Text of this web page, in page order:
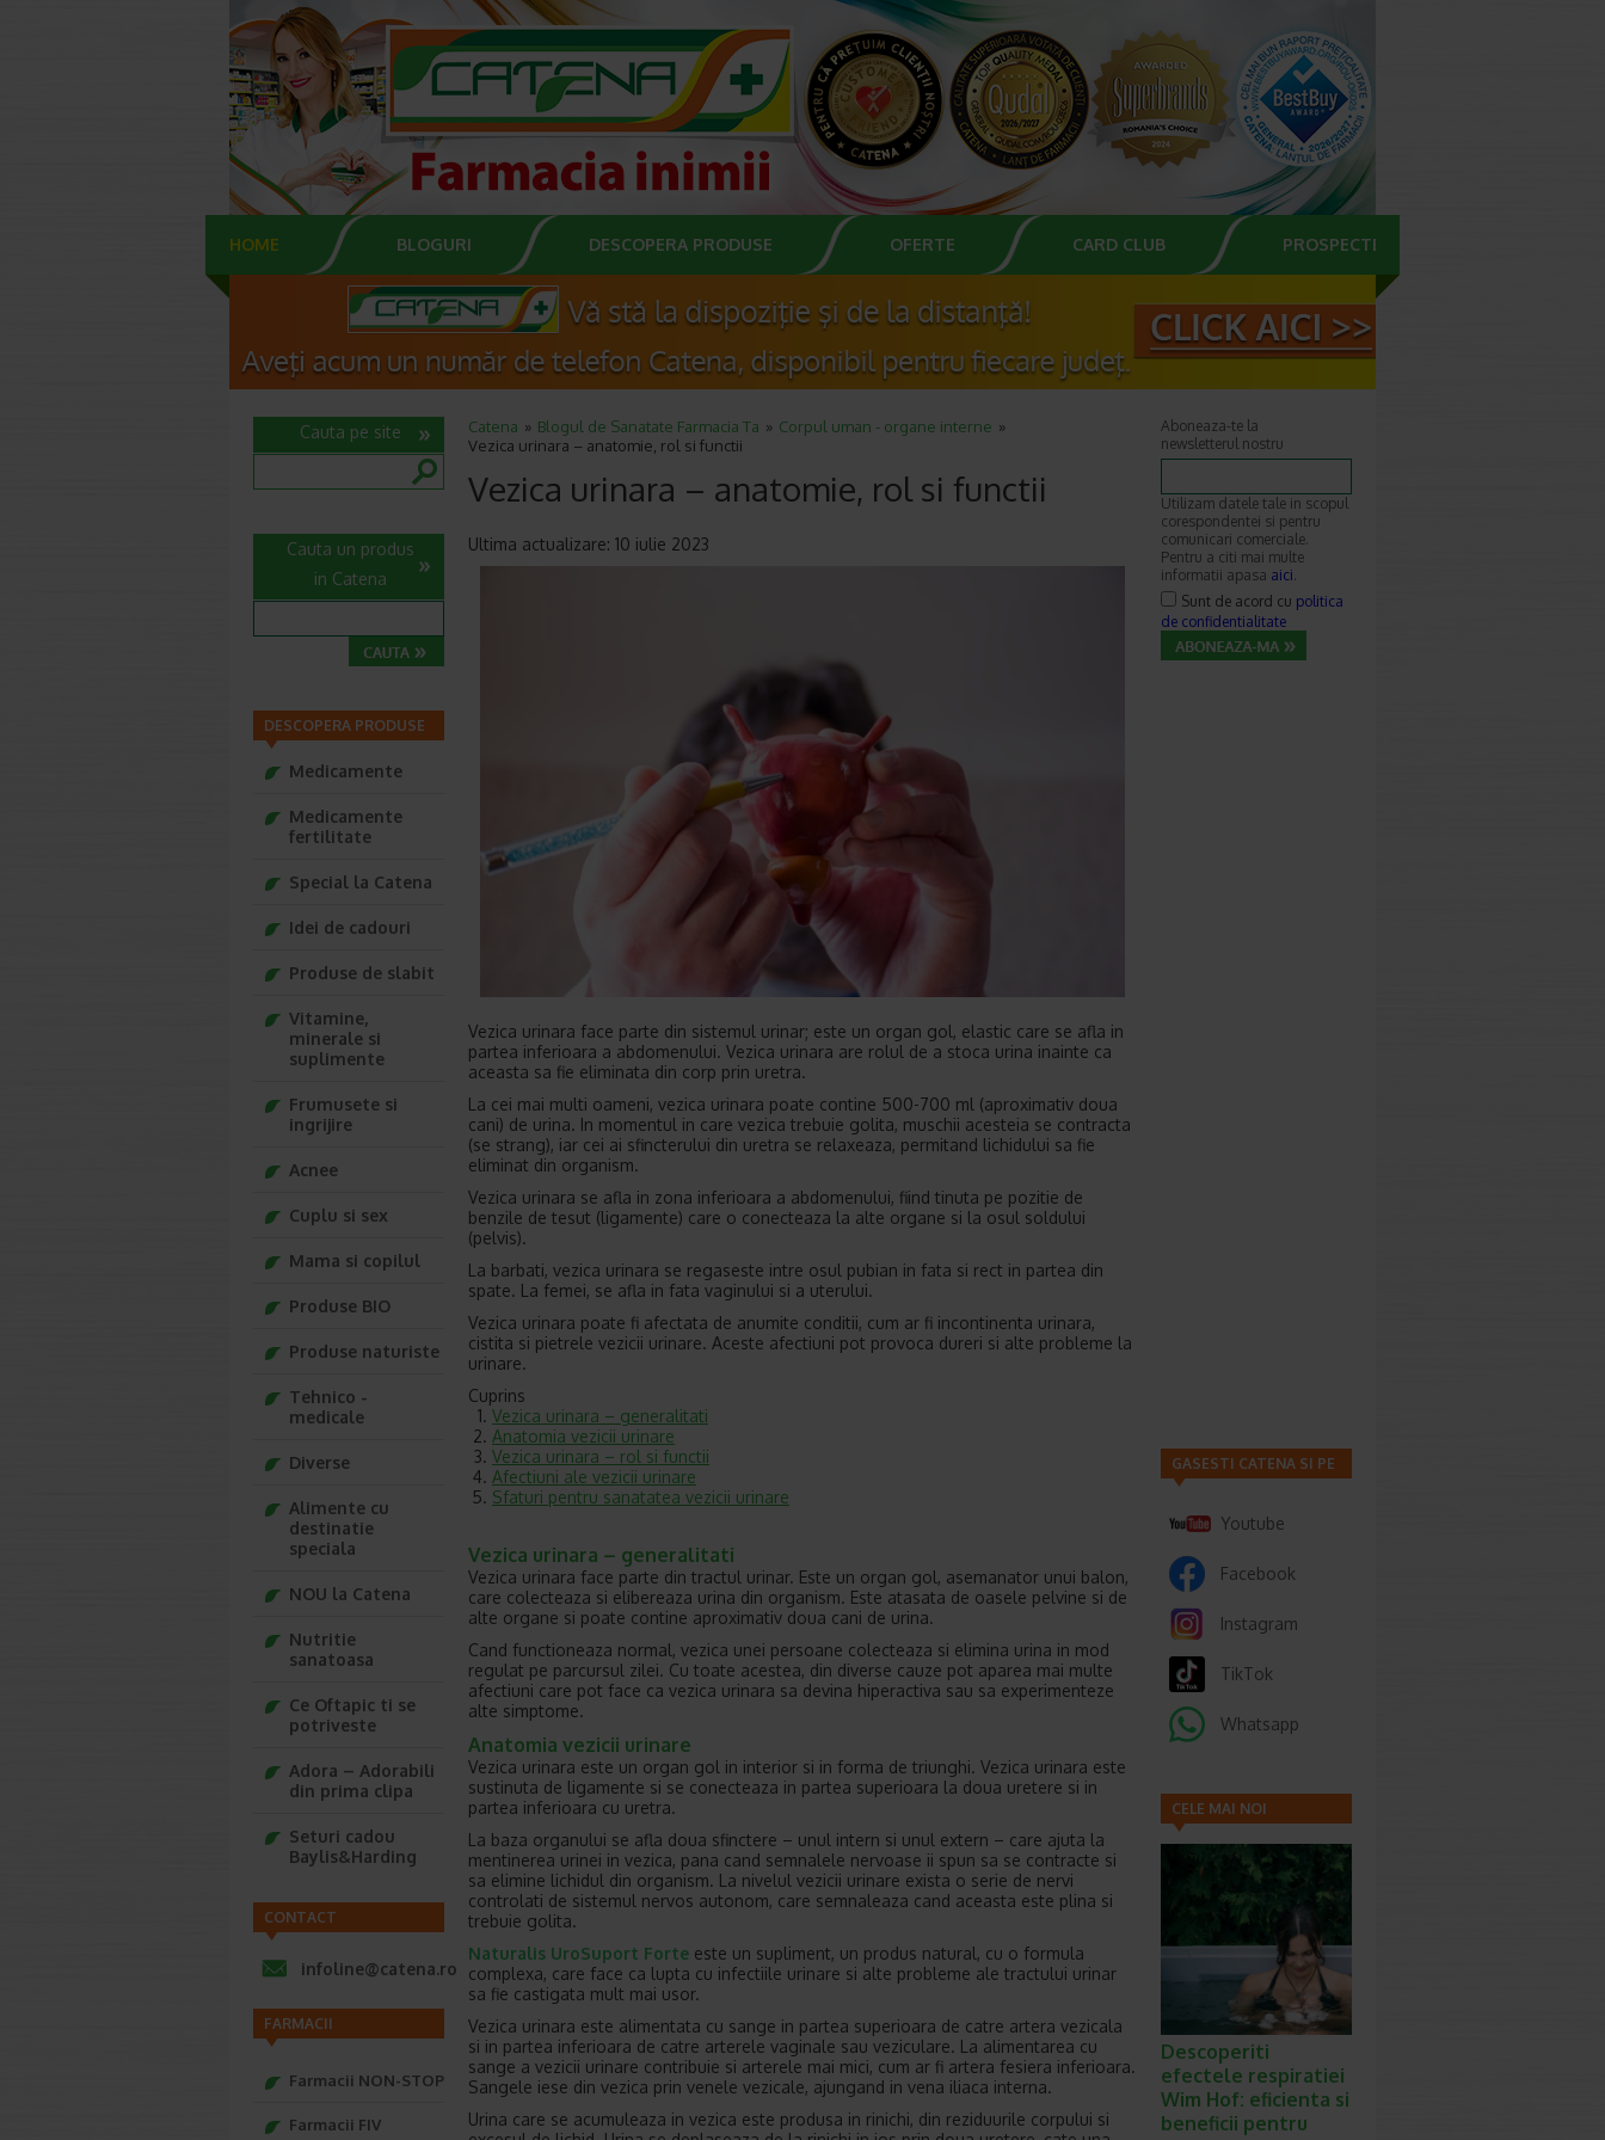
HOME BLOGURI DESCOPERA PRODUSE OFERTE CARD CLUB PROSPECTE
Catena Blogul de Sanatate Farmacia Ta
Corpul uman - organe interne
Vezica urinara – anatomie, rol si functii
Vezica urinara – anatomie, rol si functii
Ultima actualizare: 10 iulie 2023
Vezica urinara face parte din sistemul urinar; este un organ gol, elastic care se afla in
partea inferioara a abdomenului. Vezica urinara are rolul de a stoca urina inainte ca
aceasta sa fie eliminata din corp prin uretra.
La cei mai multi oameni, vezica urinara poate contine 500-700 ml (aproximativ doua
cani) de urina. In momentul in care vezica trebuie golita, muschii acesteia se contracta
(se strang), iar cei ai sfincterului din uretra se relaxeaza, permitand lichidului sa fie
eliminat din organism.
Vezica urinara se afla in zona inferioara a abdomenului, fiind tinuta pe pozitie de
benzile de tesut (ligamente) care o conecteaza la alte organe si la osul soldului
(pelvis).
La barbati, vezica urinara se regaseste intre osul pubian in fata si rect in partea din
spate. La femei, se afla in fata vaginului si a uterului.
Vezica urinara poate fi afectata de anumite conditii, cum ar fi incontinenta urinara,
cistita si pietrele vezicii urinare. Aceste afectiuni pot provoca dureri si alte probleme la
urinare.
Cuprins
Vezica urinara – generalitati
Anatomia vezicii urinare
Vezica urinara – rol si functii
Afectiuni ale vezicii urinare
Sfaturi pentru sanatatea vezicii urinare
Vezica urinara – generalitati
Vezica urinara face parte din tractul urinar. Este un organ gol, asemanator unui balon,
care colecteaza si elibereaza urina din organism. Este atasata de oasele pelvine si de
alte organe si poate contine aproximativ doua cani de urina.
Cand functioneaza normal, vezica unei persoane colecteaza si elimina urina in mod
regulat pe parcursul zilei. Cu toate acestea, din diverse cauze pot aparea mai multe
afectiuni care pot face ca vezica urinara sa devina hiperactiva sau sa experimenteze
alte simptome.
Anatomia vezicii urinare
Vezica urinara este un organ gol in interior si in forma de triunghi. Vezica urinara este
sustinuta de ligamente si se conecteaza in partea superioara la doua uretere si in
partea inferioara cu uretra.
La baza organului se afla doua sfinctere – unul intern si unul extern – care ajuta la
mentinerea urinei in vezica, pana cand semnalele nervoase ii spun sa se contracte si
sa elimine lichidul din organism. La nivelul vezicii urinare exista o serie de nervi
controlati de sistemul nervos autonom, care semnaleaza cand aceasta este plina si
trebuie golita.
Naturalis UroSuport Forte este un supliment, un produs natural, cu o formula
complexa, care face ca lupta cu infectiile urinare si alte probleme ale tractului urinar
sa fie castigata mult mai usor.
Vezica urinara este alimentata cu sange in partea superioara de catre artera vezicala
si in partea inferioara de catre arterele vaginale sau veziculare. La alimentarea cu
sange a vezicii urinare contribuie si arterele mai mici, cum ar fi artera fesiera inferioara.
Sangele iese din vezica prin venele vezicale, ajungand in vena iliaca interna.
Urina care se acumuleaza in vezica este produsa in rinichi, din reziduurile corpului si
Cauta pe site
Cauta un produs
in Catena
DESCOPERA PRODUSE
Medicamente
Medicamente
fertilitate
Special la Catena
Idei de cadouri
Produse de slabit
Vitamine,
minerale si
suplimente
Frumusete si
ingrijire
Acnee
Cuplu si sex
Mama si copilul
Produse BIO
Produse naturiste
Tehnico -
medicale
Diverse
Alimente cu
destinatie
speciala
NOU la Catena
Nutritie
sanatoasa
Ce Oftapic ti se
potriveste
Adora – Adorabili
din prima clipa
Seturi cadou
Baylis&Harding
CONTACT
infoline@catena.ro
FARMACII
Farmacii NON-STOP
Farmacii FIV
Aboneaza-te la
newsletterul nostru
Utilizam datele tale in scopul
corespondentei si pentru
comunicari comerciale.
Pentru a citi mai multe
informatii apasa aici.
Sunt de acord cu politica
de confidentialitate
GASESTI CATENA SI PE
Youtube
Facebook
Instagram
TikTok
Whatsapp
CELE MAI NOI
Descoperiti
efectele respiratiei
Wim Hof: eficienta si
beneficii pentru